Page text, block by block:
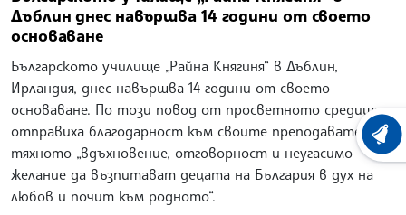
Дъблин днес навършва 14 години от своето
основаване
Българското училище „Райна Княгиня“ в Дъблин,
Ирландия, днес навършва 14 години от своето
основаване. По този повод от просветното средище
отправиха благодарност към своите преподаватели за
тяхното „вдъхновение, отговорност и неугасимо
желание да възпитават децата на България в дух на
любов и почит към родното“.